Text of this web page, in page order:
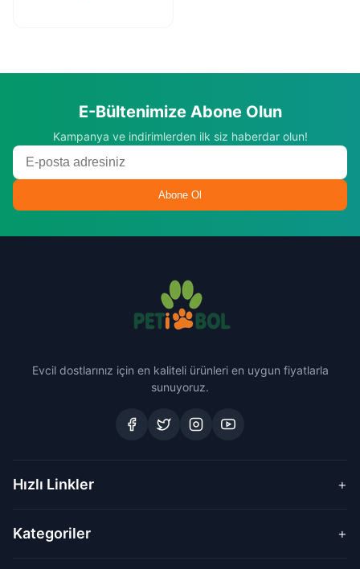
E-Bültenimize Abone Olun
Kampanya ve indirimlerden ilk siz haberdar olun!
Abone Ol
Evcil dostlarınız için en kaliteli ürünleri en uygun fiyatlarla
sunuyoruz.
Hızlı Linkler +
Kategoriler +